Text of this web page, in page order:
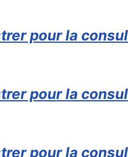
pour la
pour la
pour la